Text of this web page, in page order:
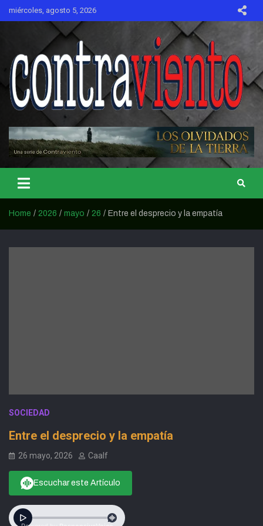
miércoles, agosto 5, 2026
CONTRAVIENTO
Home 2026 mayo 26 Entre el desprecio y la empatía
SOCIEDAD
Entre el desprecio y la empatía
26 mayo, 2026 Caalf
Escuchar este Artículo